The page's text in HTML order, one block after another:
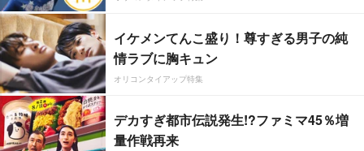
イケメンてんこ盛り！尊すぎる男子の純
情ラブに胸キュン
オリコンタイアップ特集
デカすぎ都市伝説発生!?ファミマ45％増
量作戦再来